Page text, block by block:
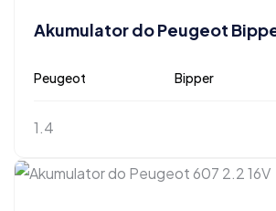
Akumulator do Peugeot
Peugeot Bipper
1.4